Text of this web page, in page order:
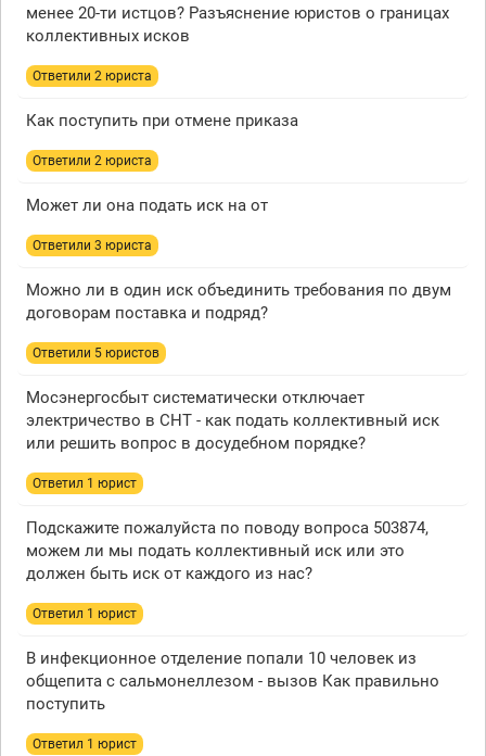
менее 20-ти истцов? Разъяснение юристов о границах
коллективных исков
Ответили 2 юристa
Как поступить при отмене приказа
Ответили 2 юристa
Может ли она подать иск на от
Ответили 3 юристa
Можно ли в один иск объединить требования по двум
договорам поставка и подряд?
Ответили 5 юристов
Мосэнергосбыт систематически отключает
электричество в СНТ - как подать коллективный иск
или решить вопрос в досудебном порядке?
Ответил 1 юрист
Подскажите пожалуйста по поводу вопроса 503874,
можем ли мы подать коллективный иск или это
должен быть иск от каждого из нас?
Ответил 1 юрист
В инфекционное отделение попали 10 человек из
общепита с сальмонеллезом - вызов Как правильно
поступить
Ответил 1 юрист